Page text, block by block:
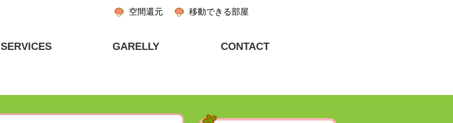
空間還元
移動できる部屋
SERVICES GARELLY CONTACT